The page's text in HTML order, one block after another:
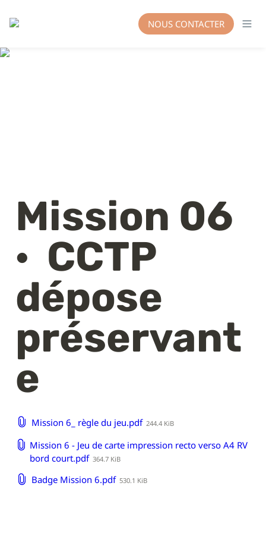
NOUS CONTACTER
Mission 06
·  CCTP
dépose
préservant
e
Mission 6_ règle du jeu.pdf 244.4 KiB
Mission 6 - Jeu de carte impression recto verso A4 RV
bord court.pdf 364.7 KiB
Badge Mission 6.pdf 530.1 KiB